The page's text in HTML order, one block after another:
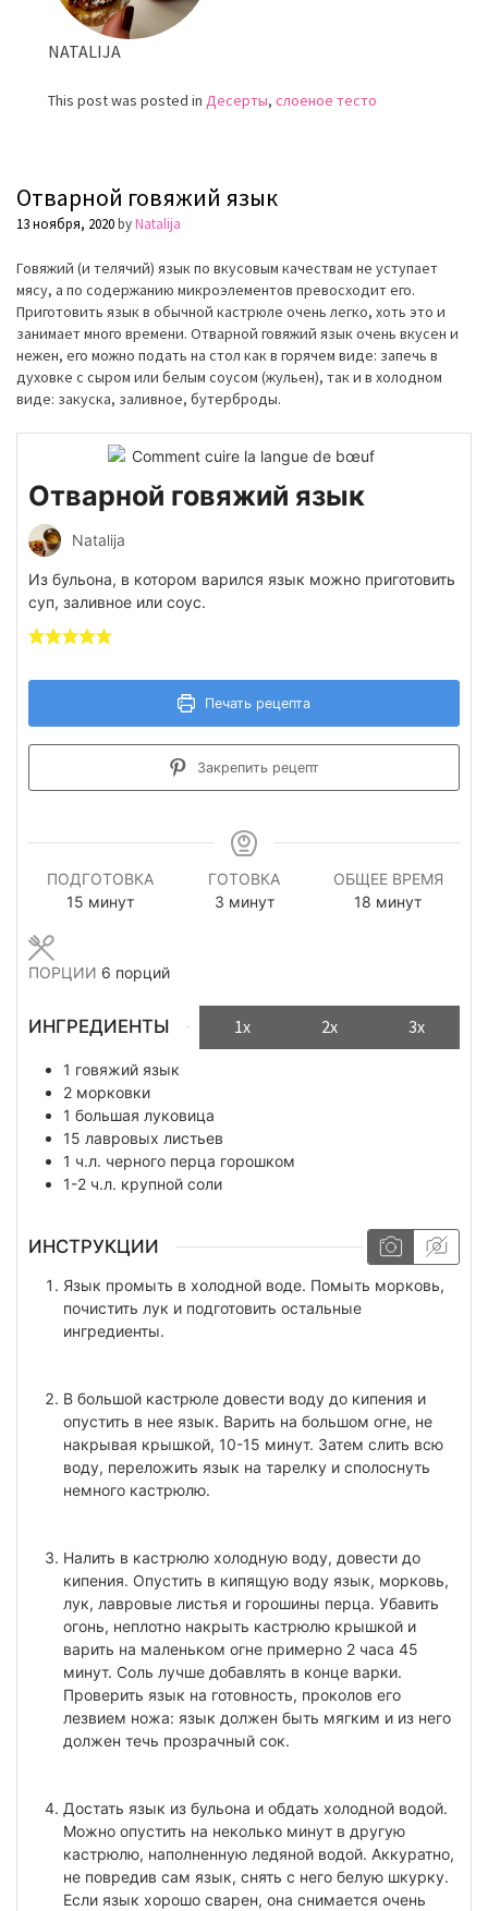
NATALIJA
This post was posted in Десерты, слоеное тесто
Отварной говяжий язык
13 ноября, 2020byNatalija
Говяжий (и телячий) язык по вкусовым качествам не уступает
мясу, а по содержанию микроэлементов превосходит его.
Приготовить язык в обычной кастрюле очень легко, хоть это и
занимает много времени. Отварной говяжий язык очень вкусен и
нежен, его можно подать на стол как в горячем виде: запечь в
духовке с сыром или белым соусом (жульен), так и в холодном
виде: закуска, заливное, бутерброды.
Отварной говяжий язык
Natalija
Из бульона, в котором варился язык можно приготовить
суп, заливное или соус.
Печать рецепта
Закрепить рецепт
ПОДГОТОВКА
15 минуты
минут
ГОТОВКА
3минуты
минут
ОБЩЕЕ ВРЕМЯ
18 минуты
минут
ПОРЦИИ 6 порций
ИНГРЕДИЕНТЫ 1x 2x 3x
1 говяжий язык
2 морковки
1 большая луковица
15 лавровых листьев
1 ч.л. черного перца горошком
1-2 ч.л. крупной соли
ИНСТРУКЦИИ
Язык промыть в холодной воде. Помыть морковь,
почистить лук и подготовить остальные
ингредиенты.
В большой кастрюле довести воду до кипения и
опустить в нее язык. Варить на большом огне, не
накрывая крышкой, 10-15 минут. Затем слить всю
воду, переложить язык на тарелку и сполоснуть
немного кастрюлю.
Налить в кастрюлю холодную воду, довести до
кипения. Опустить в кипящую воду язык, морковь,
лук, лавровые листья и горошины перца. Убавить
огонь, неплотно накрыть кастрюлю крышкой и
варить на маленьком огне примерно 2 часа 45
минут. Соль лучше добавлять в конце варки.
Проверить язык на готовность, проколов его
лезвием ножа: язык должен быть мягким и из него
должен течь прозрачный сок.
Достать язык из бульона и обдать холодной водой.
Можно опустить на неколько минут в другую
кастрюлю, наполненную ледяной водой. Аккуратно,
не повредив сам язык, снять с него белую шкурку.
Если язык хорошо сварен, она снимается очень